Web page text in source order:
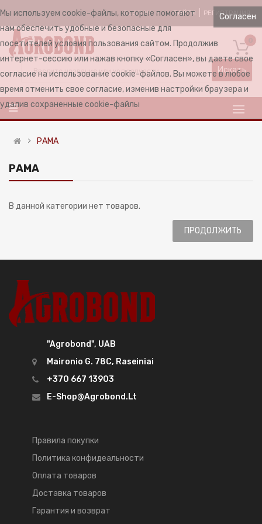
RUSSIAN ВОЙТИ РЕГИСТРАЦИЯ
Искать
РАМА
РАМА
В данной категории нет товаров.
ПРОДОЛЖИТЬ
"Agrobond", UAB
Maironio G. 78C, Raseiniai
+370 667 13903
E-Shop@agrobond.lt
Правила покупки
Политика конфидеальности
Оплата товаров
Доставка товаров
Гарантия и возврат
Согласен
Мы используем cookie-файлы, которые помогают
нам обеспечить удобные и безопасные для
посетителей условия пользования сайтом. Продолжив
интернет-сессию или нажав кнопку «Согласен», вы даете свое
согласие на использование cookie-файлов. Вы можете в любое
время отменить свое согласие, изменив настройки браузера и
удалив сохраненные cookie-файлы